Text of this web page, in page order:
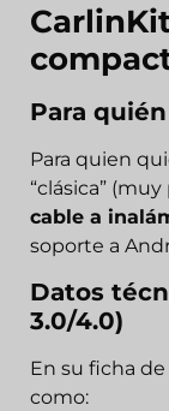
Para
Para quien
“clásica”
cable a
soporte a
Datos
3.0/4.0)
En su ficha
como: